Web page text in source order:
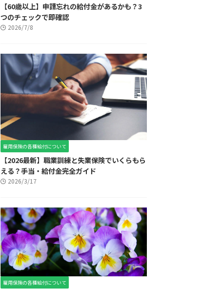
【60歳以上】申請忘れの給付金があるかも？3
つのチェックで即確認
2026/7/8
雇用保険の各種給付について
【2026最新】職業訓練と失業保険でいくらもら
える？手当・給付金完全ガイド
2026/3/17
雇用保険の各種給付について